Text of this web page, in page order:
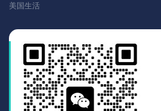
美国生活